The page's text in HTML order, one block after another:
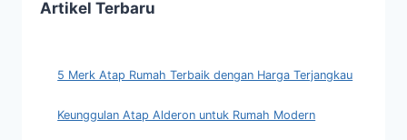
Artikel Terbaru
5 Merk Atap Rumah Terbaik dengan Harga Terjangkau
Keunggulan Atap Alderon untuk Rumah Modern